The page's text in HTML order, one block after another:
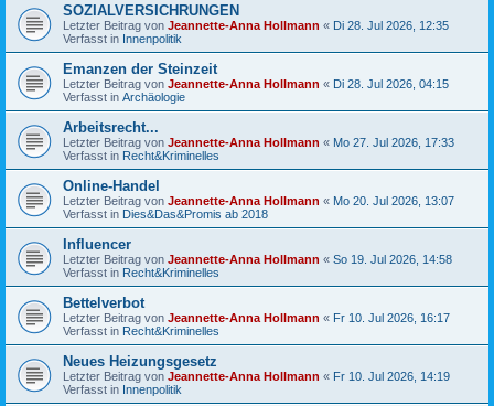
SOZIALVERSICHRUNGEN
Letzter Beitrag von Jeannette-Anna Hollmann « Di 28. Jul 2026, 12:35
Verfasst in Innenpolitik
Emanzen der Steinzeit
Letzter Beitrag von Jeannette-Anna Hollmann « Di 28. Jul 2026, 04:15
Verfasst in Archäologie
Arbeitsrecht...
Letzter Beitrag von Jeannette-Anna Hollmann « Mo 27. Jul 2026, 17:33
Verfasst in Recht&Kriminelles
Online-Handel
Letzter Beitrag von Jeannette-Anna Hollmann « Mo 20. Jul 2026, 13:07
Verfasst in Dies&Das&Promis ab 2018
Influencer
Letzter Beitrag von Jeannette-Anna Hollmann « So 19. Jul 2026, 14:58
Verfasst in Recht&Kriminelles
Bettelverbot
Letzter Beitrag von Jeannette-Anna Hollmann « Fr 10. Jul 2026, 16:17
Verfasst in Recht&Kriminelles
Neues Heizungsgesetz
Letzter Beitrag von Jeannette-Anna Hollmann « Fr 10. Jul 2026, 14:19
Verfasst in Innenpolitik